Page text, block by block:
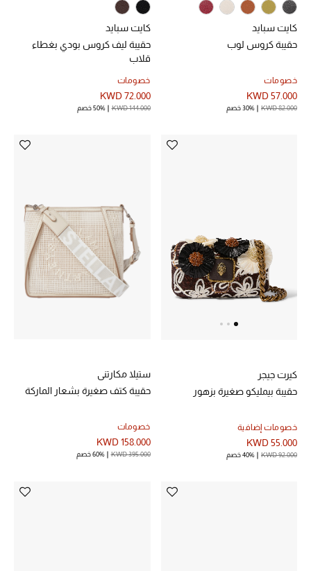
المكياج
العناية بالبشرة
مستحضرات الاستحمام والعناية بالجسم
الجمال في بلوميز
هدايا
دليل مستلزمات الجمال
تسوقوا أحدث الماركات
كايت سبايد
حقيبة كروس لوب
خصومات
KWD 57.000
KWD 82.000 30% خصم
كايت سبايد
حقيبة ليف كروس بودي بغطاء
قلاب
خصومات
KWD 72.000
KWD 144.000 50% خصم
كيرت جيجر
حقيبة بيمليكو صغيرة بزهور
خصومات إضافية
KWD 55.000
KWD 92.000 40% خصم
ستيلا مكارتني
حقيبة كتف صغيرة بشعار الماركة
خصومات
KWD 158.000
KWD 395.000 60% خصم